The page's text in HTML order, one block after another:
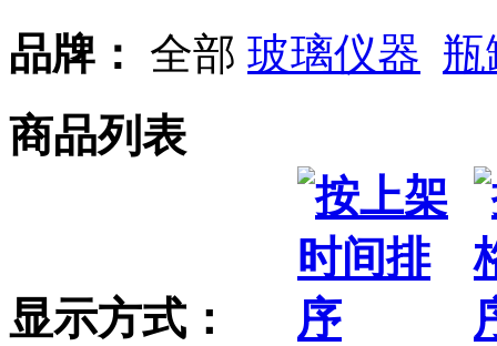
品牌： 全部 玻璃仪器 瓶
商品列表
显示方式：